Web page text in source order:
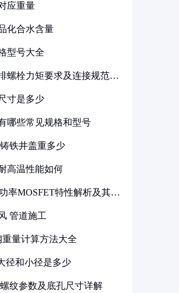
应重量
化合水含量
型号大全
螺栓力矩要求及连接规范详
寸是多少
哪些常见规格和型号
铁井盖重多少
高温性能如何
率MOSFET特性解析及其在
管道施工
重量计算方法大全
径和小径是多少
纹参数及底孔尺寸详解